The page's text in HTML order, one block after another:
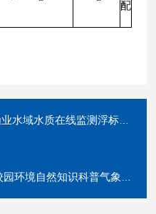
配
水质在线监测浮标系统可定制
自然知识科普气象自动观测系统